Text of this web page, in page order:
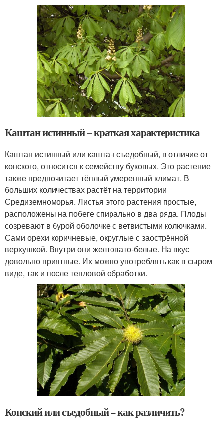
Каштан истинный – краткая характеристика
Каштан истинный или каштан съедобный, в отличие от
конского, относится к семейству буковых. Это растение
также предпочитает тёплый умеренный климат. В
больших количествах растёт на территории
Средиземноморья. Листья этого растения простые,
расположены на побеге спирально в два ряда. Плоды
созревают в бурой оболочке с ветвистыми колючками.
Сами орехи коричневые, округлые с заострённой
верхушкой. Внутри они желтовато-белые. На вкус
довольно приятные. Их можно употреблять как в сыром
виде, так и после тепловой обработки.
Конский или съедобный – как различить?